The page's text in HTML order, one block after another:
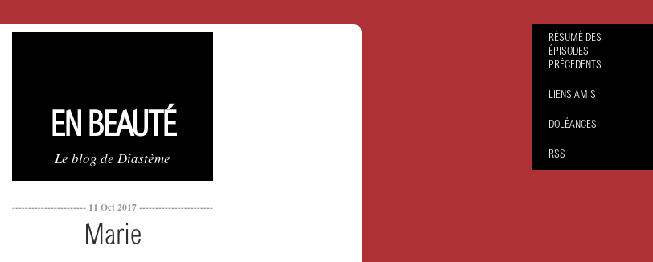
EN BEAUTÉ
Le blog de Diastème
----------------------- 11 Oct 2017 -----------------------
Marie
RÉSUMÉ DES
ÉPISODES
PRÉCÉDENTS
LIENS AMIS
DOLÉANCES
RSS